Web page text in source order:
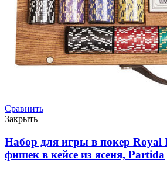
Сравнить
Закрыть
Набор для игры в покер Royal
фишек в кейсе из ясеня, Partida